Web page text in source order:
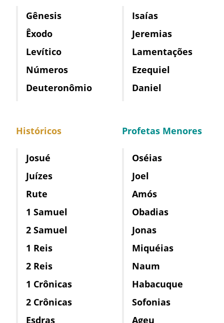
Gênesis
Êxodo
Levítico
Números
Deuteronômio
Históricos
Josué
Juízes
Rute
1 Samuel
2 Samuel
1 Reis
2 Reis
1 Crônicas
2 Crônicas
Esdras
Isaías
Jeremias
Lamentações
Ezequiel
Daniel
Profetas Menores
Oséias
Joel
Amós
Obadias
Jonas
Miquéias
Naum
Habacuque
Sofonias
Ageu